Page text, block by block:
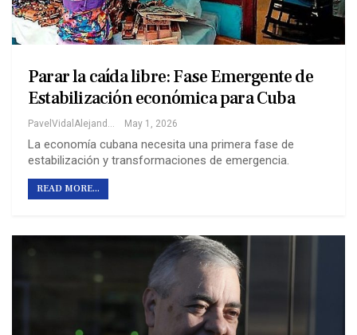
Parar la caída libre: Fase Emergente de
Estabilización económica para Cuba
PavelVidalAlejandro May 1, 2026
La economía cubana necesita una primera fase de
estabilización y transformaciones de emergencia.
READ MORE...